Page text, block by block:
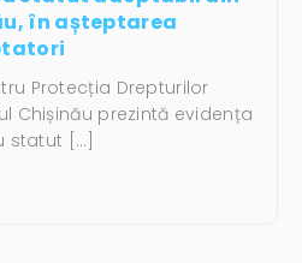
în așteptarea
Protecția Drepturilor
Chișinău prezintă evidența
statut […]